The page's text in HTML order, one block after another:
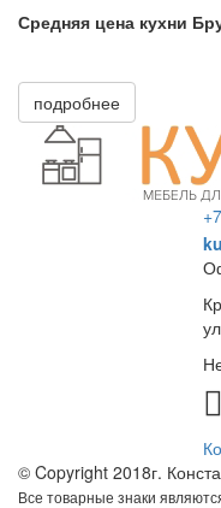
Средняя цена кухни
подробнее
© Copyright 2018г.
Все товарные знаки